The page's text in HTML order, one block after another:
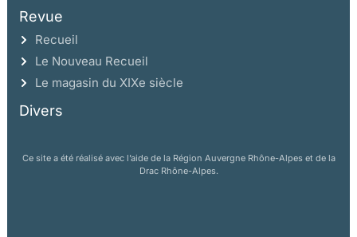
Revue
Recueil
Le Nouveau Recueil
Le magasin du XIXe siècle
Divers
Ce site a été réalisé avec l’aide de la Région Auvergne Rhône-Alpes et de la
Drac Rhône-Alpes.